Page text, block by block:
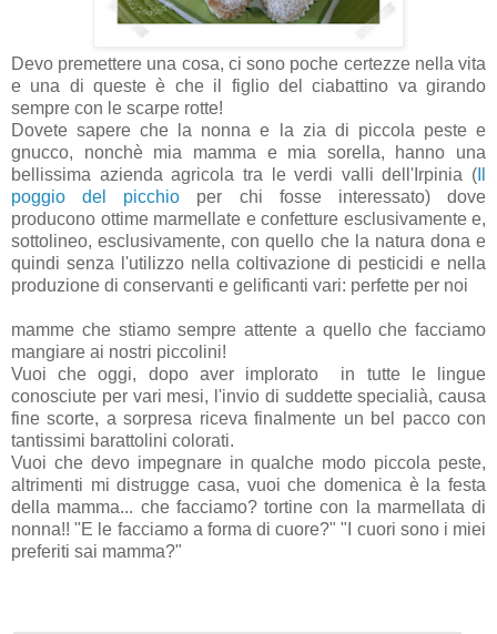
Devo premettere una cosa, ci sono poche certezze nella vita
e una di queste è che il figlio del ciabattino va girando
sempre con le scarpe rotte!
Dovete sapere che la nonna e la zia di piccola peste e
gnucco, nonchè mia mamma e mia sorella, hanno una
bellissima azienda agricola tra le verdi valli dell'Irpinia (
poggio del picchio per chi fosse interessato) dove
producono ottime marmellate e confetture esclusivamente e,
sottolineo, esclusivamente, con quello che la natura dona e
quindi senza l'utilizzo nella coltivazione di pesticidi e nella
produzione di conservanti e gelificanti vari: perfette per noi
mamme che stiamo sempre attente a quello che facciamo
mangiare ai nostri piccolini!
Vuoi che oggi, dopo aver implorato in tutte le lingue
conosciute per vari mesi, l'invio di suddette specialià, causa
fine scorte, a sorpresa riceva finalmente un bel pacco con
tantissimi barattolini colorati.
Vuoi che devo impegnare in qualche modo piccola peste,
altrimenti mi distrugge casa, vuoi che domenica è la festa
della mamma... che facciamo? tortine con la marmellata di
nonna!! "E le facciamo a forma di cuore?" "I cuori sono i miei
preferiti sai mamma?"